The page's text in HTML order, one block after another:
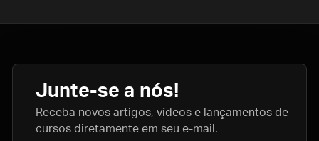
Junte-se a nós!
Receba novos artigos, vídeos e lançamentos de
cursos diretamente em seu e-mail.